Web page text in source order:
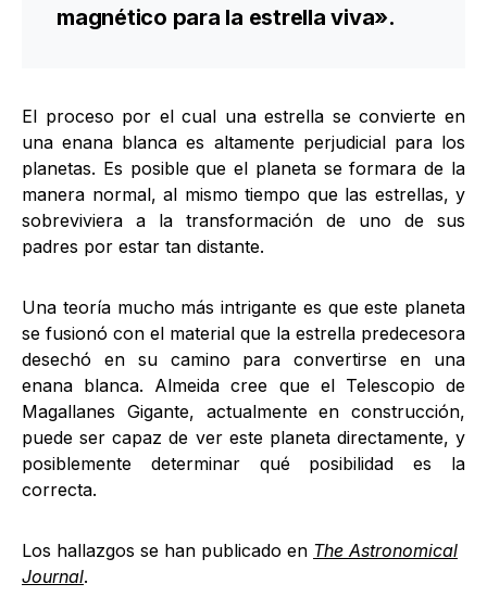
magnético para la estrella viva».
El proceso por el cual una estrella se convierte en
una enana blanca es altamente perjudicial para los
planetas. Es posible que el planeta se formara de la
manera normal, al mismo tiempo que las estrellas, y
sobreviviera a la transformación de uno de sus
padres por estar tan distante.
Una teoría mucho más intrigante es que este planeta
se fusionó con el material que la estrella predecesora
desechó en su camino para convertirse en una
enana blanca. Almeida cree que el Telescopio de
Magallanes Gigante, actualmente en construcción,
puede ser capaz de ver este planeta directamente, y
posiblemente determinar qué posibilidad es la
correcta.
Los hallazgos se han publicado en The Astronomical
Journal.